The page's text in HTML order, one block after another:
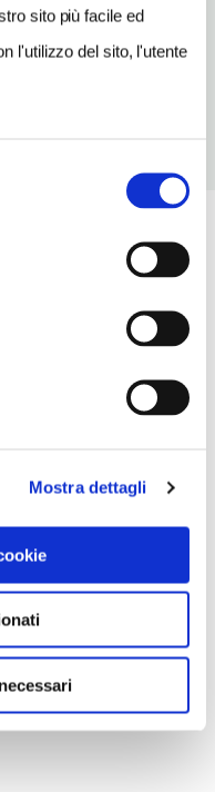
sito più facile ed
l'utilizzo del sito, l'utente
Mostra dettagli